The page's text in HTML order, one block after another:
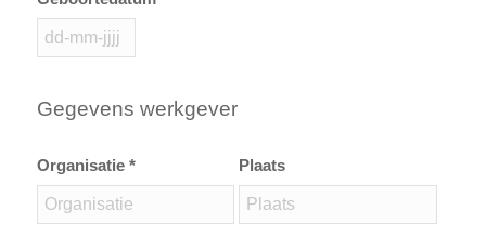
Gegevens werkgever
Organisatie * Plaats